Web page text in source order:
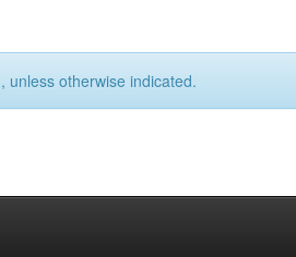
unless otherwise indicated.